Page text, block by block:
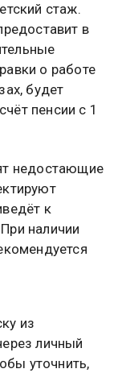
стаж.
в
о работе
будет
пенсии с 1
недостающие
к
наличии
из
личный
уточнить,